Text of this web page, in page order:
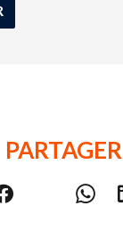
PARTAGER